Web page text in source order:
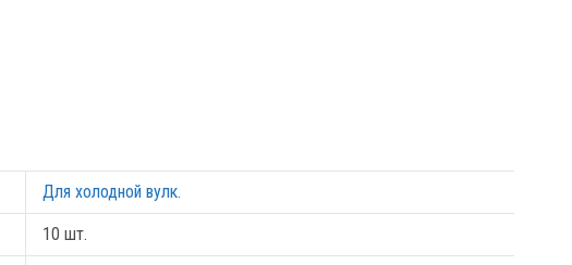
Для холодной вулк.
10 шт.